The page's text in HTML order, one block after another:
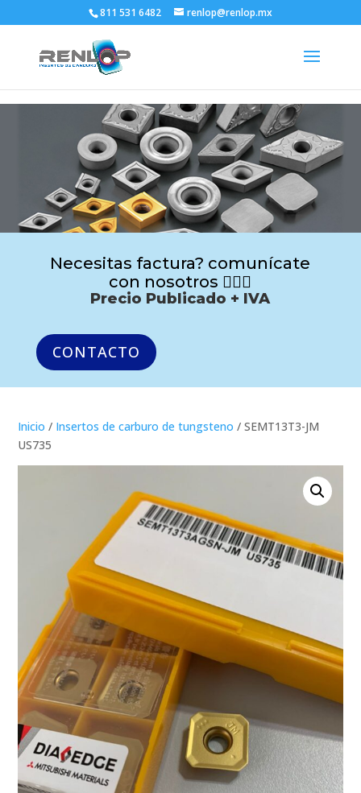
811 531 6482 renlop@renlop.mx
Necesitas factura? comunícate
con nosotros 🙋🏻‍♂️
Precio Publicado + IVA
CONTACTO
Inicio / Insertos de carburo de tungsteno / SEMT13T3-JM
US735